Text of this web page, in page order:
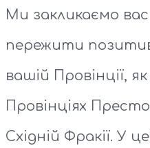
Ми закликаємо
пережити
вашій Провінції,
Провінціях
Східній Фракії. У